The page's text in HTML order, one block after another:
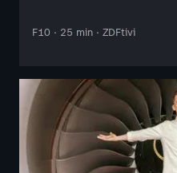
F10 · 25 min · ZDFtivi